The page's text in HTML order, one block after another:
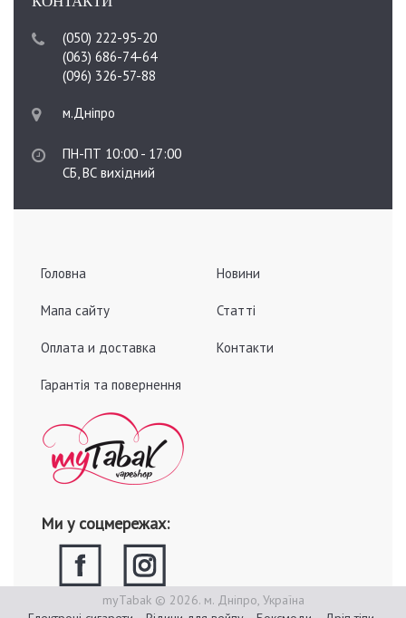
(050) 222-95-20
(063) 686-74-64
(096) 326-57-88
м.Дніпро
ПН-ПТ 10:00 - 17:00
СБ, ВС вихідний
Головна
Мапа сайту
Оплата и доставка
Гарантія та повернення
Новини
Статті
Контакти
Ми у соцмережах:
myTabak © 2026. м. Дніпро, Україна